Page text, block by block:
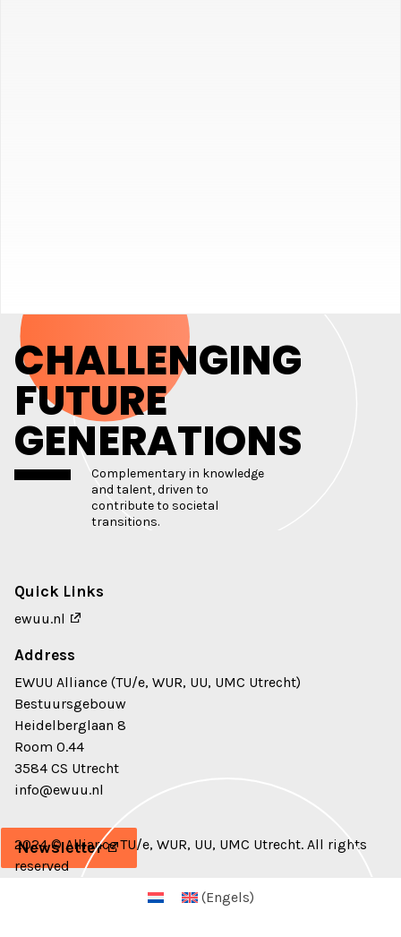
CHALLENGING
FUTURE
GENERATIONS
Complementary in knowledge
and talent, driven to
contribute to societal
transitions.
Quick Links
ewuu.nl
Address
EWUU Alliance (TU/e, WUR, UU, UMC Utrecht)
Bestuursgebouw
Heidelberglaan 8
Room 0.44
3584 CS Utrecht
info@ewuu.nl
Newsletter
2024 © Alliance TU/e, WUR, UU, UMC Utrecht. All rights
reserved
(Engels)